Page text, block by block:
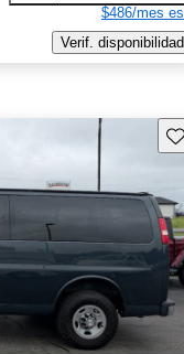
$486/mes
Verif. disponibilidad